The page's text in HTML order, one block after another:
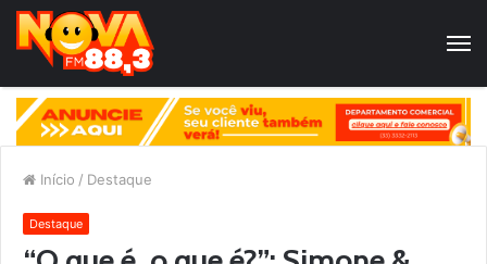
Início / Destaque
Destaque